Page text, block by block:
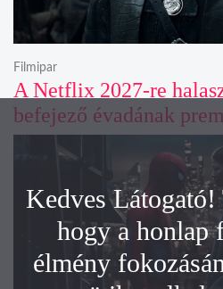
A Netflix 2027-re
befejező évadának
Filmipar
Kedves
hogy a honlap
élmény